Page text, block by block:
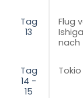
Tag
13
Flug
nach
Tag
14 -
15
Tokio